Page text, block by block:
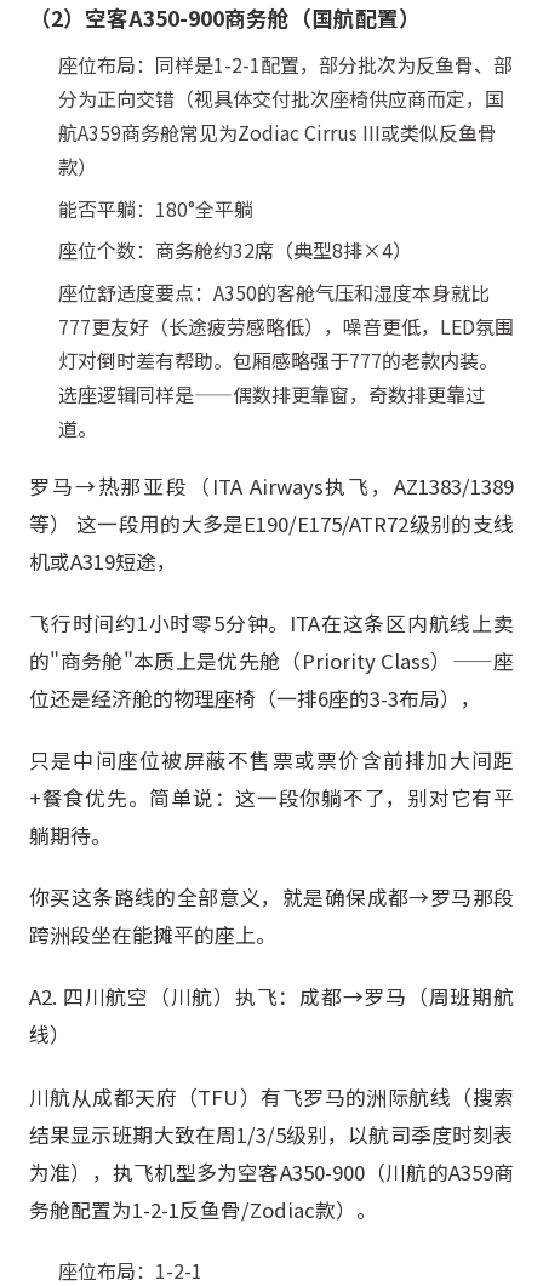
（2）空客A350-900商务舱（国航配置）
座位布局：同样是1-2-1配置，部分批次为反鱼骨、部
分为正向交错（视具体交付批次座椅供应商而定，国
航A359商务舱常见为Zodiac Cirrus III或类似反鱼骨
款）
能否平躺：180°全平躺
座位个数：商务舱约32席（典型8排×4）
座位舒适度要点：A350的客舱气压和湿度本身就比
777更友好（长途疲劳感略低），噪音更低，LED氛围
灯对倒时差有帮助。包厢感略强于777的老款内装。
选座逻辑同样是——偶数排更靠窗，奇数排更靠过
道。
罗马→热那亚段（ITA Airways执飞，AZ1383/1389
等） 这一段用的大多是E190/E175/ATR72级别的支线
机或A319短途，
飞行时间约1小时零5分钟。ITA在这条区内航线上卖
的"商务舱"本质上是优先舱（Priority Class）——座
位还是经济舱的物理座椅（一排6座的3-3布局），
只是中间座位被屏蔽不售票或票价含前排加大间距
+餐食优先。简单说：这一段你躺不了，别对它有平
躺期待。
你买这条路线的全部意义，就是确保成都→罗马那段
跨洲段坐在能摊平的座上。
A2. 四川航空（川航）执飞：成都→罗马（周班期航
线）
川航从成都天府（TFU）有飞罗马的洲际航线（搜索
结果显示班期大致在周1/3/5级别，以航司季度时刻表
为准），执飞机型多为空客A350-900（川航的A359商
务舱配置为1-2-1反鱼骨/Zodiac款）。
座位布局：1-2-1